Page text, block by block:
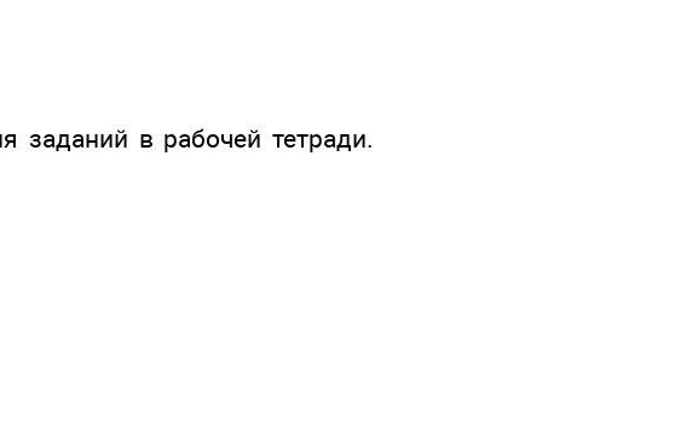
заданий в рабочей тетради.